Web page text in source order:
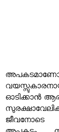
അപകടമാണോ
ഓടിക്കാൻ
ജീവനോടെ